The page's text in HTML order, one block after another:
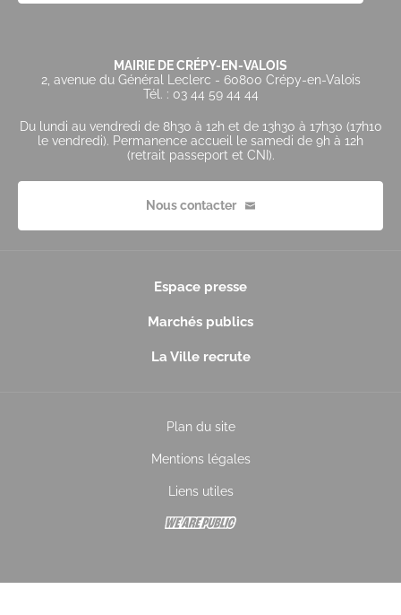
MAIRIE DE CRÉPY-EN-VALOIS
2, avenue du Général Leclerc - 60800 Crépy-en-Valois
Tél. : 03 44 59 44 44
Du lundi au vendredi de 8h30 à 12h et de 13h30 à 17h30 (17h10
le vendredi). Permanence accueil le samedi de 9h à 12h
(retrait passeport et CNI).
Nous contacter
Espace presse
Marchés publics
La Ville recrute
Plan du site
Mentions légales
Liens utiles